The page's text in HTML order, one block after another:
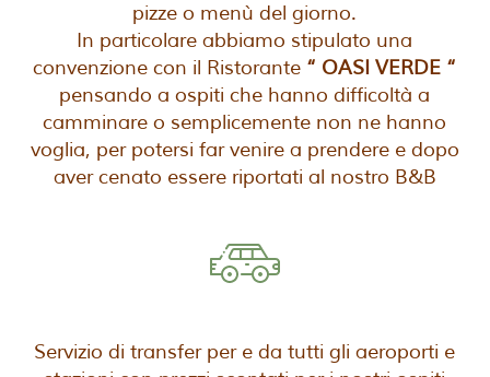
pizze o menù del giorno.
In particolare abbiamo stipulato una
convenzione con il Ristorante “ OASI VERDE “
pensando a ospiti che hanno difficoltà a
camminare o semplicemente non ne hanno
voglia, per potersi far venire a prendere e dopo
aver cenato essere riportati al nostro B&B
Servizio di transfer per e da tutti gli aeroporti e
Il nostro Bed è